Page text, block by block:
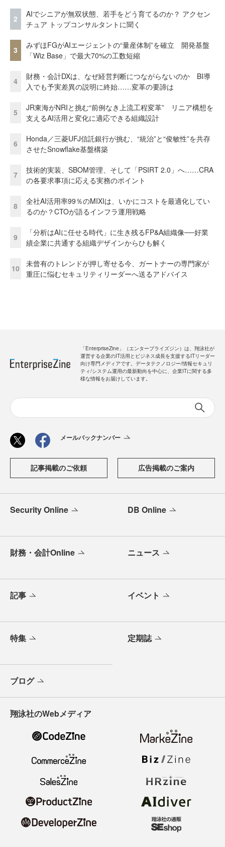
2
AIでシニアが無双状態、若手をどう育てるのか？ アクセン
チュア トップコンサルタントに聞く
3
みずほFGがAIエージェントの“量産体制”を確立 開発基盤
「Wiz Base」で最大70%の工数短縮
4
財務・会計DXは、なぜ経営判断につながらないのか BI導
入でも予実差異の説明に終始……変革の要諦は
5
JR東海がNRIと挑む“前例なき上流工程変革” リニア構想を
支えるAI活用と変化に適応できる組織設計
6
Honda／三菱UFJ信託銀行が挑む、“統治”と“俊敏性”を共存
させたSnowflake基盤構築
7
技術的実装、SBOM管理、そして「PSIRT 2.0」へ……CRA
の各要求事項に応える実務のポイント
8
全社AI活用率99％のMIXIは、いかにコストを最適化してい
るのか？CTOが語るインフラ運用戦略
9
「分析はAIに任せる時代」に生き残るFP&A組織像──好業
績企業に共通する組織デザインからひも解く
10
未曾有のトレンドが押し寄せる今、ガートナーの専門家が
重圧に悩むセキュリティリーダーへ送るアドバイス
「EnterpriseZine」（エンタープライズジン）は、翔泳社が
運営する企業のIT活用とビジネス成長を支援するITリーダー
向け専門メディアです。データテクノロジー/情報セキュリ
ティ/システム運用の最新動向を中心に、企業ITに関する多
様な情報をお届けしています。
メールバックナンバー
記事掲載のご依頼 広告掲載のご案内
Security Online DB Online
財務・会計Online ニュース
記事 イベント
特集 定期誌
ブログ
翔泳社のWebメディア